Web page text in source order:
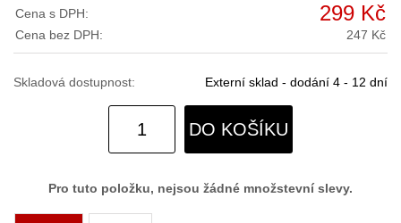
Cena s DPH: 299 Kč
Cena bez DPH: 247 Kč
Skladová dostupnost: Externí sklad - dodání 4 - 12 dní
DO KOŠÍKU
Pro tuto položku, nejsou žádné množstevní slevy.